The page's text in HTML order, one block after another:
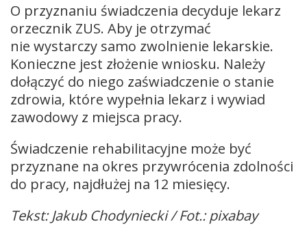
O przyznaniu świadczenia decyduje lekarz
orzecznik ZUS. Aby je otrzymać
nie wystarczy samo zwolnienie lekarskie.
Konieczne jest złożenie wniosku. Należy
dołączyć do niego zaświadczenie o stanie
zdrowia, które wypełnia lekarz i wywiad
zawodowy z miejsca pracy.
Świadczenie rehabilitacyjne może być
przyznane na okres przywrócenia zdolności
do pracy, najdłużej na 12 miesięcy.
Tekst: Jakub Chodyniecki / Fot.: pixabay